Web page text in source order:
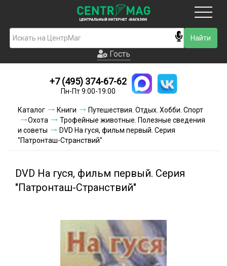
Гость
Новинки
Условия доставки
Условия оплаты
Акции и скидки
Гость
+7 (495) 374-67-62
Пн-Пт 9:00-19:00
Каталог Книги
Путешествия. Отдых. Хобби. Спорт
Охота
Трофейные животные. Полезные сведения
и советы
DVD На гуся, фильм первый. Серия
"Патронташ-Странствий"
DVD На гуся, фильм первый. Серия
"Патронташ-Странствий"